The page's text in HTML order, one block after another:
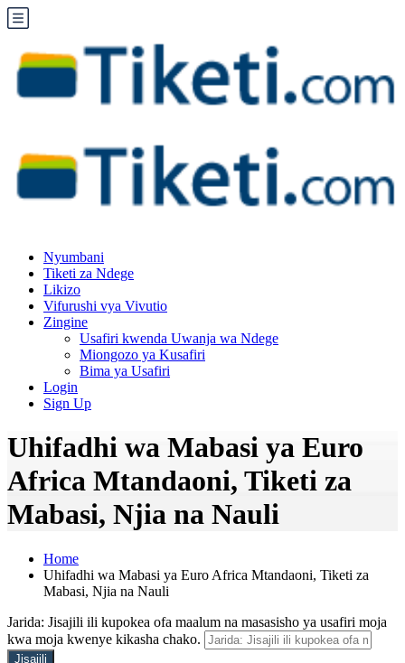
Nyumbani
Tiketi za Ndege
Likizo
Vifurushi vya Vivutio
Zingine
Usafiri kwenda Uwanja wa Ndege
Miongozo ya Kusafiri
Bima ya Usafiri
Login
Sign Up
Uhifadhi wa Mabasi ya Euro
Africa Mtandaoni, Tiketi za
Mabasi, Njia na Nauli
Home
Uhifadhi wa Mabasi ya Euro Africa Mtandaoni, Tiketi za
Mabasi, Njia na Nauli
Jarida: Jisajili ili kupokea ofa maalum na masasisho ya usafiri moja
kwa moja kwenye kikasha chako.